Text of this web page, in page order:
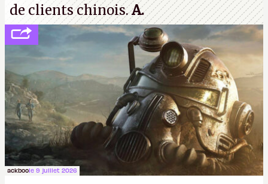
de clients chinois.A.
ackboole 9 juillet 2026